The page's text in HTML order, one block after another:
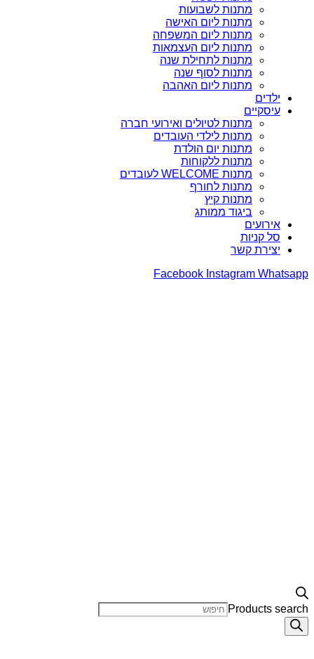
מתנות לשבועות
מתנות ליום האישה
מתנות ליום המשפחה
מתנות ליום העצמאות
מתנות לתחילת שנה
מתנות לסוף שנה
מתנות ליום האהבה
ילדים
עיסקיים
מתנות לטיולים ואירועי חברה
מתנות לילדי העובדים
מתנות יום הולדת
מתנות ללקוחות
מתנות WELCOME לעובדים
מתנות לחורף
מתנות קיץ
ביגוד ממותג
אירועים
סל קניות
יצירת קשר
Facebook Instagram Whatsapp
Products search